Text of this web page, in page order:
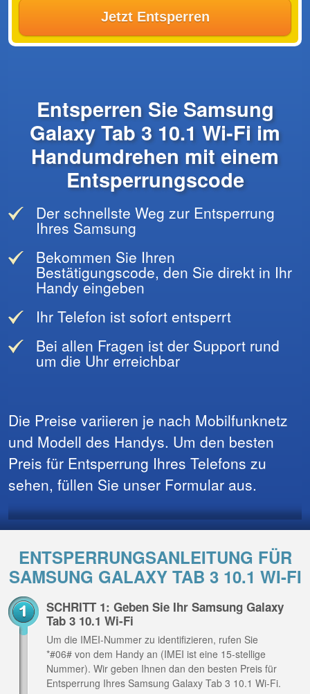
Jetzt Entsperren
Entsperren Sie Samsung
Galaxy Tab 3 10.1 Wi-Fi im
Handumdrehen mit einem
Entsperrungscode
Der schnellste Weg zur Entsperrung
Ihres Samsung
Bekommen Sie Ihren
Bestätigungscode, den Sie direkt in Ihr
Handy eingeben
Ihr Telefon ist sofort entsperrt
Bei allen Fragen ist der Support rund
um die Uhr erreichbar
Die Preise variieren je nach Mobilfunknetz
und Modell des Handys. Um den besten
Preis für Entsperrung Ihres Telefons zu
sehen, füllen Sie unser Formular aus.
ENTSPERRUNGSANLEITUNG FÜR
SAMSUNG GALAXY TAB 3 10.1 WI-FI
SCHRITT 1: Geben Sie Ihr Samsung Galaxy
Tab 3 10.1 Wi-Fi
Um die IMEI-Nummer zu identifizieren, rufen Sie
*#06# von dem Handy an (IMEI ist eine 15-stellige
Nummer). Wir geben Ihnen dan den besten Preis für
Entsperrung Ihres Samsung Galaxy Tab 3 10.1 Wi-Fi.